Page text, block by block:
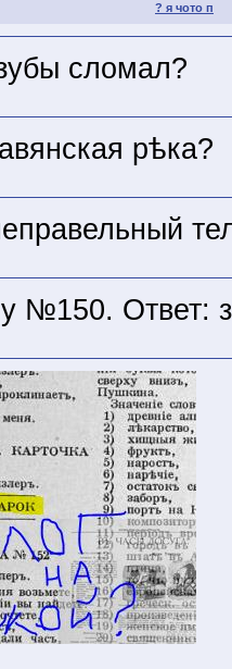
? я чото п
сломал?
рѣка?
№150. Ответ: